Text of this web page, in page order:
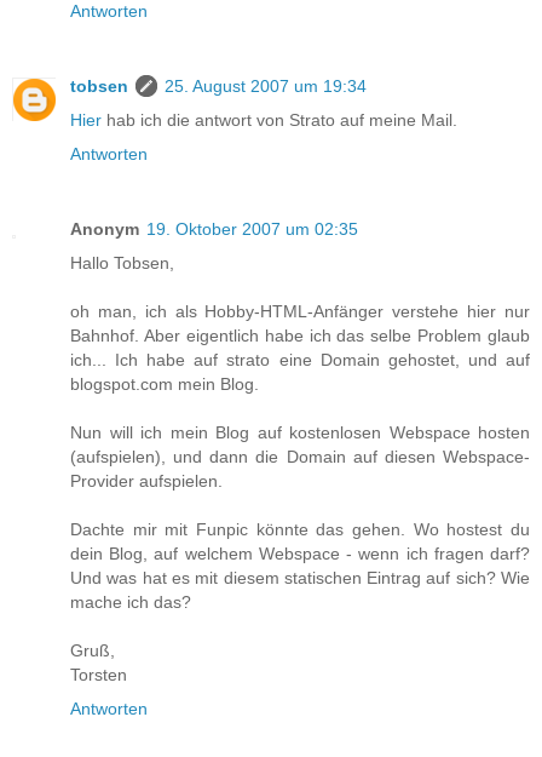
Antworten
tobsen
25. August 2007 um 19:34
Hier hab ich die antwort von Strato auf meine Mail.
Antworten
Anonym 19. Oktober 2007 um 02:35
Hallo Tobsen,
oh man, ich als Hobby-HTML-Anfänger verstehe hier nur
Bahnhof. Aber eigentlich habe ich das selbe Problem glaub
ich... Ich habe auf strato eine Domain gehostet, und auf
blogspot.com mein Blog.
Nun will ich mein Blog auf kostenlosen Webspace hosten
(aufspielen), und dann die Domain auf diesen Webspace-
Provider aufspielen.
Dachte mir mit Funpic könnte das gehen. Wo hostest du
dein Blog, auf welchem Webspace - wenn ich fragen darf?
Und was hat es mit diesem statischen Eintrag auf sich? Wie
mache ich das?
Gruß,
Torsten
Antworten